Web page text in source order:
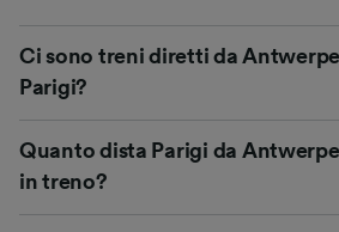
Ci sono treni diretti da
Parigi?
Quanto dista Parigi da
in treno?